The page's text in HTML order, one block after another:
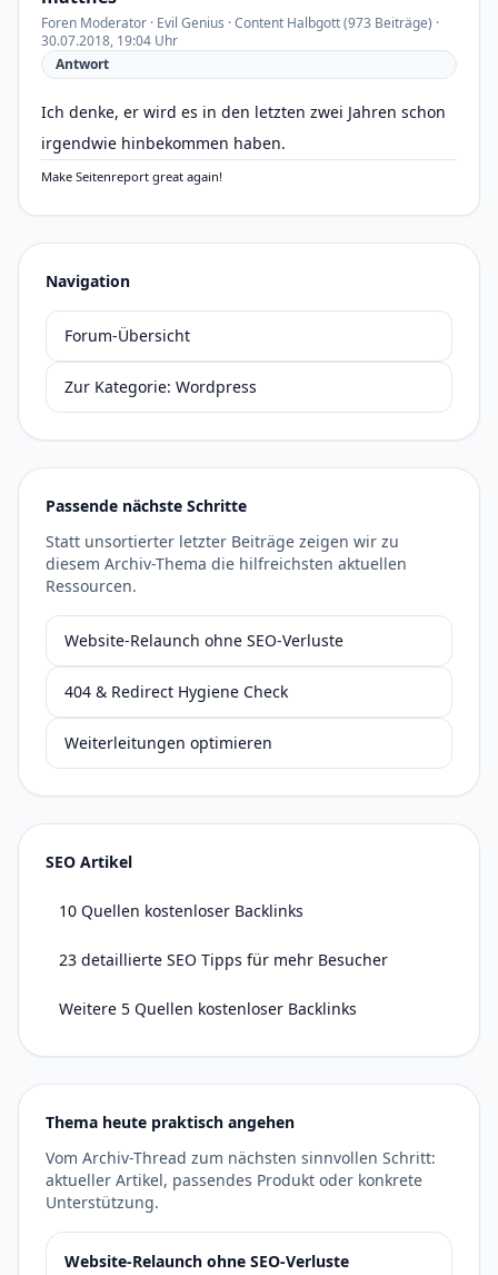
Foren Moderator · Evil Genius · Content Halbgott (973 Beiträge) ·
30.07.2018, 19:04 Uhr
Antwort
Ich denke, er wird es in den letzten zwei Jahren schon
irgendwie hinbekommen haben.
Make Seitenreport great again!
Navigation
Forum-Übersicht
Zur Kategorie: Wordpress
Passende nächste Schritte
Statt unsortierter letzter Beiträge zeigen wir zu
diesem Archiv-Thema die hilfreichsten aktuellen
Ressourcen.
Website-Relaunch ohne SEO-Verluste
404 & Redirect Hygiene Check
Weiterleitungen optimieren
SEO Artikel
10 Quellen kostenloser Backlinks
23 detaillierte SEO Tipps für mehr Besucher
Weitere 5 Quellen kostenloser Backlinks
Thema heute praktisch angehen
Vom Archiv-Thread zum nächsten sinnvollen Schritt:
aktueller Artikel, passendes Produkt oder konkrete
Unterstützung.
Website-Relaunch ohne SEO-Verluste